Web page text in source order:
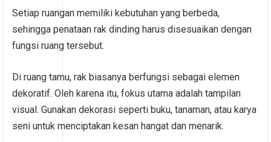
Setiap ruangan memiliki kebutuhan yang berbeda,
sehingga penataan rak dinding harus disesuaikan dengan
fungsi ruang tersebut.
Di ruang tamu, rak biasanya berfungsi sebagai elemen
dekoratif. Oleh karena itu, fokus utama adalah tampilan
visual. Gunakan dekorasi seperti buku, tanaman, atau karya
seni untuk menciptakan kesan hangat dan menarik.